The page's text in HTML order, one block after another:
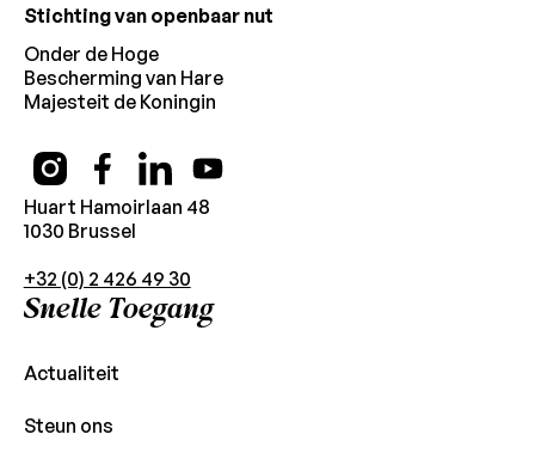
Stichting van openbaar nut
Onder de Hoge
Bescherming van Hare
Majesteit de Koningin
Huart Hamoirlaan 48
1030 Brussel
+32 (0) 2 426 49 30
Snelle Toegang
Actualiteit
Steun ons